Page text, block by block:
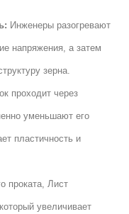
Инженеры разогревают
напряжения, а затем
зерна.
проходит через
уменьшают его
пластичность и
проката, Лист
увеличивает